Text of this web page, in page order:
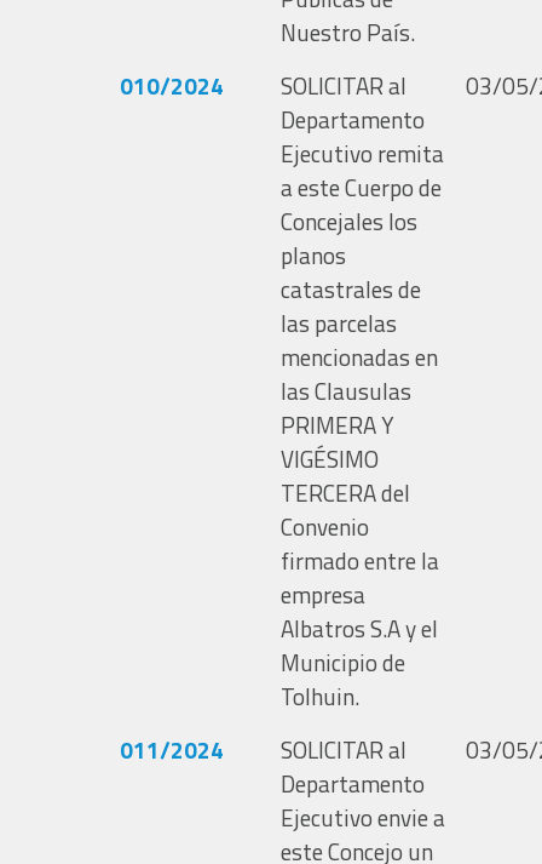
Nuestro País.
010/2024
SOLICITAR al
Departamento
Ejecutivo remita
a este Cuerpo de
Concejales los
planos
catastrales de
las parcelas
mencionadas en
las Clausulas
PRIMERA Y
VIGÉSIMO
TERCERA del
Convenio
firmado entre la
empresa
Albatros S.A y el
Municipio de
Tolhuin.
03/
011/2024
SOLICITAR al
Departamento
Ejecutivo envie a
este Concejo un
03/